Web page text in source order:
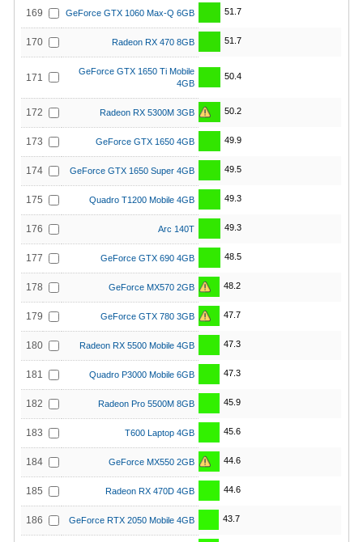
169 GeForce GTX 1060 Max-Q 6GB 51.7
170 Radeon RX 470 8GB 51.7
171
GeForce GTX 1650 Ti Mobile
4GB
50.4
172 Radeon RX 5300M 3GB 50.2
173 GeForce GTX 1650 4GB 49.9
174 GeForce GTX 1650 Super 4GB 49.5
175 Quadro T1200 Mobile 4GB 49.3
176 Arc 140T 49.3
177 GeForce GTX 690 4GB 48.5
178 GeForce MX570 2GB 48.2
179 GeForce GTX 780 3GB 47.7
180 Radeon RX 5500 Mobile 4GB 47.3
181 Quadro P3000 Mobile 6GB 47.3
182 Radeon Pro 5500M 8GB 45.9
183 T600 Laptop 4GB 45.6
184 GeForce MX550 2GB 44.6
185 Radeon RX 470D 4GB 44.6
186 GeForce RTX 2050 Mobile 4GB 43.7